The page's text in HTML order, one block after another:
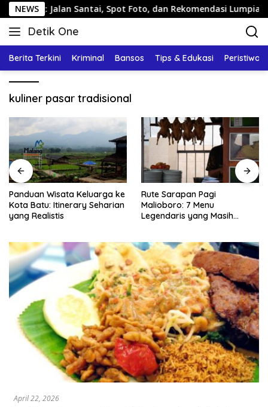
Langsung
ke
konten
NEWS
Jalan Santai, Spot Foto, dan Rekomendasi Lumpia
Detik One
Tajam
Fakta
Berita Terkini Kriminal Bansos Tips & Edukasi Peristiwa
kuliner pasar tradisional
Panduan Wisata Keluarga ke
Kota Batu: Itinerary Seharian
yang Realistis
Rute Sarapan Pagi
Malioboro: 7 Menu
Legendaris yang Masih
April 22, 2026